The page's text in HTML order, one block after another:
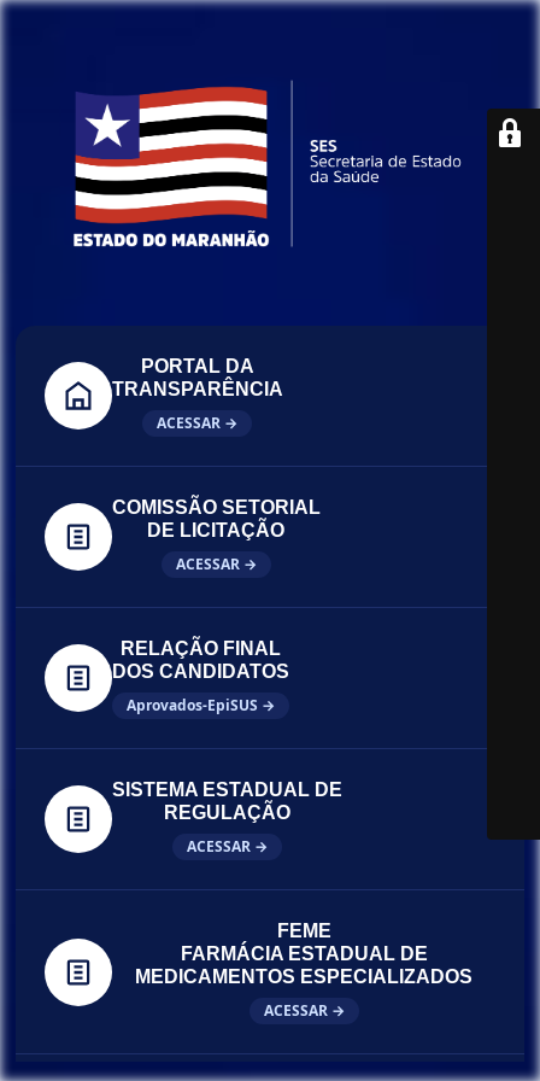
PORTAL DA
TRANSPARÊNCIA
ACESSAR →
COMISSÃO SETORIAL
DE LICITAÇÃO
ACESSAR →
RELAÇÃO FINAL
DOS CANDIDATOS
Aprovados-EpiSUS →
SISTEMA ESTADUAL DE
REGULAÇÃO
ACESSAR →
FEME
FARMÁCIA ESTADUAL DE
MEDICAMENTOS ESPECIALIZADOS
ACESSAR →